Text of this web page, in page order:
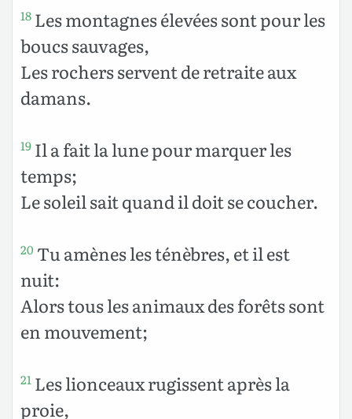
18 Les montagnes élevées sont pour les
boucs sauvages,
Les rochers servent de retraite aux
damans.
19 Il a fait la lune pour marquer les
temps;
Le soleil sait quand il doit se coucher.
20 Tu amènes les ténèbres, et il est
nuit:
Alors tous les animaux des forêts sont
en mouvement;
21 Les lionceaux rugissent après la
proie,